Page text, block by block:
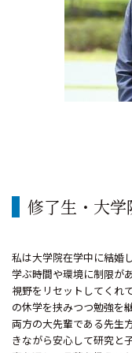
修了生・大学
私は大学院在学中に結婚
学ぶ時間や環境に制限が
視野をリセットしてくれ
の休学を挟みつつ勉強を
両方の大先輩である先生
きながら安心して研究と